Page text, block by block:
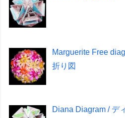
Marguerite Free
折り図
Diana Diagram / デ